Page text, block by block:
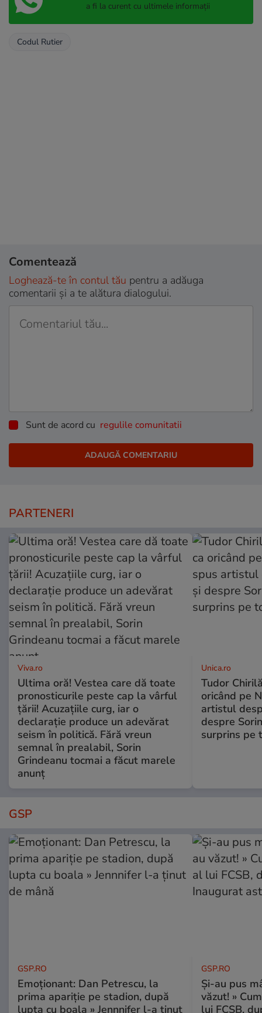
a fi la curent cu ultimele informații
Codul Rutier
Comentează
Loghează-te în contul tău pentru a adăuga
comentarii și a te alătura dialogului.
Sunt de acord cu regulile comunitatii
PARTENERI
Viva.ro
Ultima oră! Vestea care dă toate
pronosticurile peste cap la vârful
țării! Acuzațiile curg, iar o
declarație produce un adevărat
seism în politică. Fără vreun
semnal în prealabil, Sorin
Grindeanu tocmai a făcut marele
anunț
Unica.ro
Tudor
oricând pe
artistul
despre
surprins pe
GSP
GSP.RO
Emoționant: Dan Petrescu, la
prima apariție pe stadion, după
lupta cu boala » Jennnifer l-a ținut
GSP.RO
Și-au pus
văzut! »
lui FCSB,